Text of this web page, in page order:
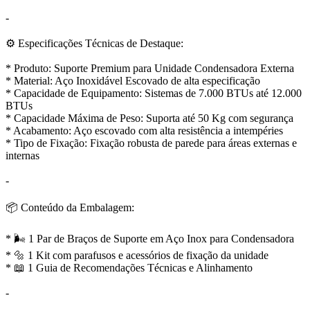
-
⚙️ Especificações Técnicas de Destaque:
* Produto: Suporte Premium para Unidade Condensadora Externa
* Material: Aço Inoxidável Escovado de alta especificação
* Capacidade de Equipamento: Sistemas de 7.000 BTUs até 12.000
BTUs
* Capacidade Máxima de Peso: Suporta até 50 Kg com segurança
* Acabamento: Aço escovado com alta resistência a intempéries
* Tipo de Fixação: Fixação robusta de parede para áreas externas e
internas
-
📦 Conteúdo da Embalagem:
* 🌬️ 1 Par de Braços de Suporte em Aço Inox para Condensadora
* 🔩 1 Kit com parafusos e acessórios de fixação da unidade
* 📖 1 Guia de Recomendações Técnicas e Alinhamento
-